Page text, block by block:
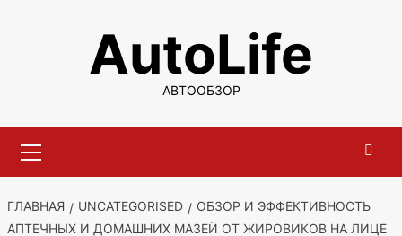
содержимомуAutoLife
АВТООБЗОР
меню
ГЛАВНАЯ UNCATEGORISED
ОБЗОР И ЭФФЕКТИВНОСТЬ
АПТЕЧНЫХ И ДОМАШНИХ МАЗЕЙ ОТ ЖИРОВИКОВ НА ЛИЦЕ